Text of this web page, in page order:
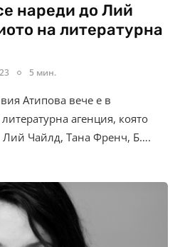
нареди до Лий
на литературна
5 мин.
Атипова вече е в
агенция, която
Лий Чайлд, Тана Френч, Б….